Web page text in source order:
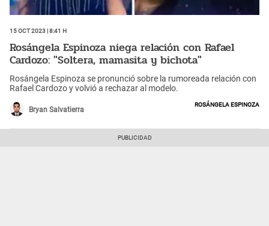
15 Oct 2023 | 8:41 h
Rosángela Espinoza niega relación con Rafael
Cardozo: "Soltera, mamasita y bichota"
Rosángela Espinoza se pronunció sobre la rumoreada relación con
Rafael Cardozo y volvió a rechazar al modelo.
Bryan Salvatierra
Rosángela Espinoza